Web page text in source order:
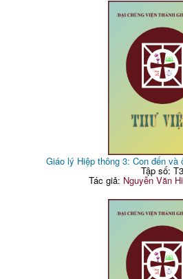
Giáo lý Hiệp thông 3: Con đến
Tập số: T3
Tác giả: Nguyễn Văn